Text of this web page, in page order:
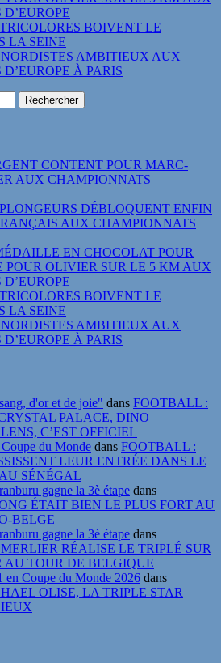
BOIVENT LE
LA SEINE
AMBITIEUX AUX
À PARIS
CONTENT POUR MARC-
AUX CHAMPIONNATS
DÉBLOQUENT ENFIN
AUX CHAMPIONNATS
EN CHOCOLAT POUR
POUR OLIVIER SUR LE 5 KM AUX
BOIVENT LE
LA SEINE
AMBITIEUX AUX
À PARIS
d'or et de joie" dans FOOTBALL :
PALACE, DINO
C’EST OFFICIEL
du Monde dans FOOTBALL :
LEUR ENTRÉE DANS LE
SÉNÉGAL
gagne la 3è étape dans
ÉTAIT BIEN LE PLUS FORT AU
BELGE
gagne la 3è étape dans
RÉALISE LE TRIPLÉ SUR
TOUR DE BELGIQUE
en Coupe du Monde 2026 dans
OLISE, LA TRIPLE STAR